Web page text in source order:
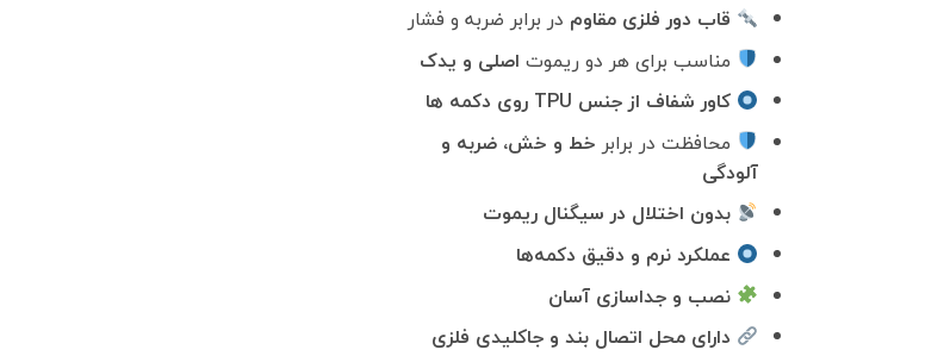
قاب دور فلزی مقاوم در برابر ضربه و فشار
مناسب برای هر دو ریموت اصلی و یدک
کاور شفاف از جنس TPU روی دکمه ها
محافظت در برابر خط و خش، ضربه و
آلودگی
بدون اختلال در سیگنال ریموت
عملکرد نرم و دقیق دکمه‌ها
نصب و جداسازی آسان
دارای محل اتصال بند و جاکلیدی فلزی